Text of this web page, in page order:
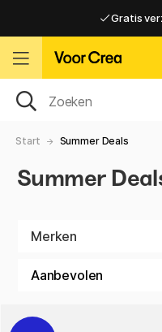
Gratis
Gratis
Start Summer Deals
Summer
Merken